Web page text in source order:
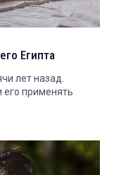
Египта
лет назад.
его применять